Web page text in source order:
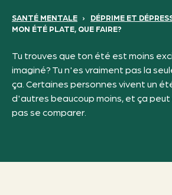
SANTÉ MENTALE › DÉPRIME ET
MON ÉTÉ PLATE, QUE FAIRE?
Tu trouves que ton été est moins
imaginé? Tu n'es vraiment pas la
ça. Certaines personnes vivent un
d'autres beaucoup moins, et ça
pas se comparer.